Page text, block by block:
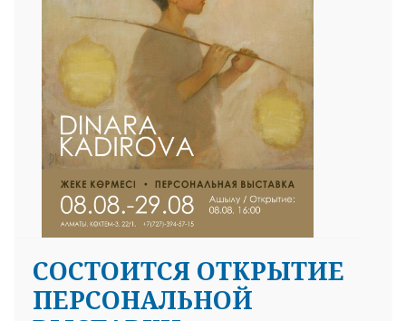
СОСТОИТСЯ ОТКРЫТИЕ
ПЕРСОНАЛЬНОЙ